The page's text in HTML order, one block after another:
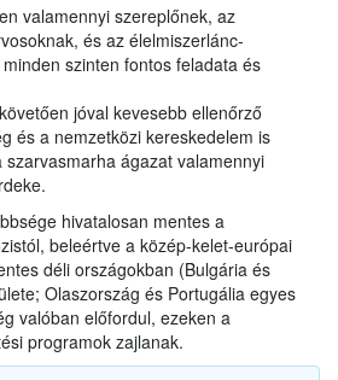
valamennyi szereplőnek, az
és az élelmiszerlánc-
szinten fontos feladata és
jóval kevesebb ellenőrző
és a nemzetközi kereskedelem is
ágazat valamennyi
hivatalosan mentes a
beleértve a közép-kelet-európai
déli országokban (Bulgária és
Olaszország és Portugália egyes
valóban előfordul, ezeken a
programok zajlanak.